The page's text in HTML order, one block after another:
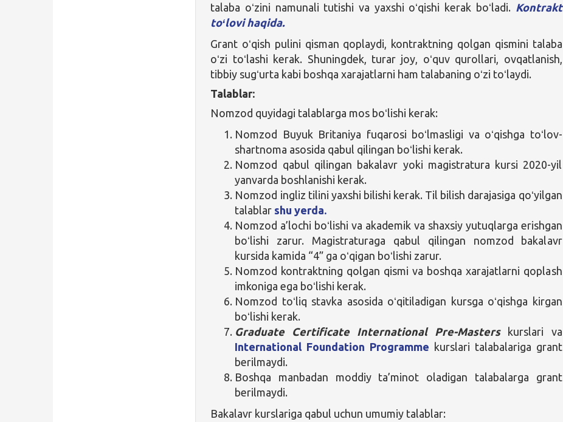
talaba oʻzini namunali tutishi va yaxshi oʻqishi kerak boʻladi. Kontrakt
toʻlovi haqida.
Grant oʻqish pulini qisman qoplaydi, kontraktning qolgan qismini talaba
oʻzi toʻlashi kerak. Shuningdek, turar joy, oʻquv qurollari, ovqatlanish,
tibbiy sugʻurta kabi boshqa xarajatlarni ham talabaning oʻzi toʻlaydi.
Talablar:
Nomzod quyidagi talablarga mos boʻlishi kerak:
Nomzod Buyuk Britaniya fuqarosi boʻlmasligi va oʻqishga toʻlov-
shartnoma asosida qabul qilingan boʻlishi kerak.
Nomzod qabul qilingan bakalavr yoki magistratura kursi 2020-yil
yanvarda boshlanishi kerak.
Nomzod ingliz tilini yaxshi bilishi kerak. Til bilish darajasiga qoʻyilgan
talablar shu yerda.
Nomzod a’lochi boʻlishi va akademik va shaxsiy yutuqlarga erishgan
boʻlishi zarur. Magistraturaga qabul qilingan nomzod bakalavr
kursida kamida “4” ga oʻqigan boʻlishi zarur.
Nomzod kontraktning qolgan qismi va boshqa xarajatlarni qoplash
imkoniga ega boʻlishi kerak.
Nomzod toʻliq stavka asosida oʻqitiladigan kursga oʻqishga kirgan
boʻlishi kerak.
Graduate Certificate International Pre-Masterskurslari va
International Foundation Programme kurslari talabalariga grant
berilmaydi.
Boshqa manbadan moddiy ta’minot oladigan talabalarga grant
berilmaydi.
Bakalavr kurslariga qabul uchun umumiy talablar: